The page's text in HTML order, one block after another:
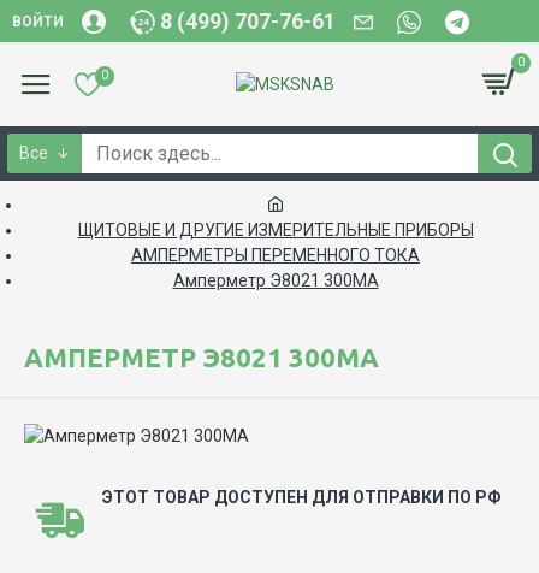
ВОЙТИ 8 (499) 707-76-61
0
0
Все
ЩИТОВЫЕ И ДРУГИЕ ИЗМЕРИТЕЛЬНЫЕ ПРИБОРЫ
АМПЕРМЕТРЫ ПЕРЕМЕННОГО ТОКА
Амперметр Э8021 300МА
АМПЕРМЕТР Э8021 300МА
ЭТОТ ТОВАР ДОСТУПЕН ДЛЯ ОТПРАВКИ ПО РФ